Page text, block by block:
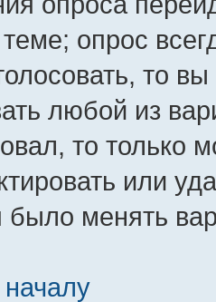
опрос
то
любой из
то только
или
было менять